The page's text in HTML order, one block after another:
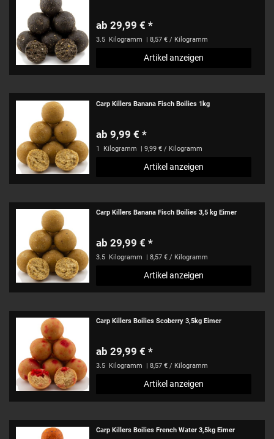
ab 29,99 € *
3.5 Kilogramm | 8,57 € / Kilogramm
Artikel anzeigen
Carp Killers Banana Fisch Boilies 1kg
ab 9,99 € *
1 Kilogramm | 9,99 € / Kilogramm
Artikel anzeigen
Carp Killers Banana Fisch Boilies 3,5 kg Eimer
ab 29,99 € *
3.5 Kilogramm | 8,57 € / Kilogramm
Artikel anzeigen
Carp Killers Boilies Scoberry 3,5kg Eimer
ab 29,99 € *
3.5 Kilogramm | 8,57 € / Kilogramm
Artikel anzeigen
Carp Killers Boilies French Water 3,5kg Eimer